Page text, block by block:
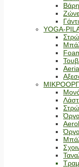
YOGA-